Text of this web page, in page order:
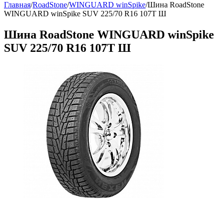
Главная/RoadStone/WINGUARD winSpike/Шина RoadStone
WINGUARD winSpike SUV 225/70 R16 107T Ш
Шина RoadStone WINGUARD winSpike
SUV 225/70 R16 107T Ш